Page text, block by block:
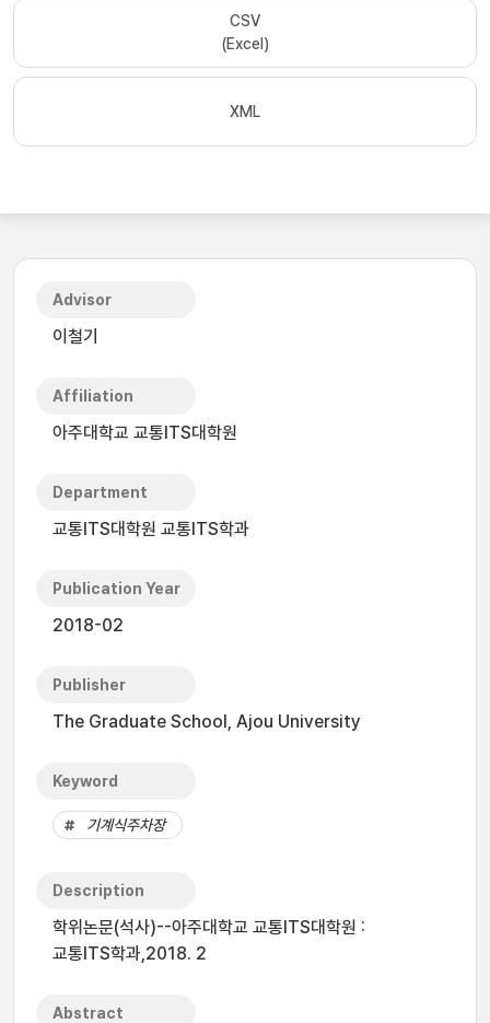
CSV
(Excel)
XML
Advisor
이철기
Affiliation
아주대학교 교통ITS대학원
Department
교통ITS대학원 교통ITS학과
Publication Year
2018-02
Publisher
The Graduate School, Ajou University
Keyword
기계식주차장
Description
학위논문(석사)--아주대학교 교통ITS대학원 :
교통ITS학과,2018. 2
Abstract